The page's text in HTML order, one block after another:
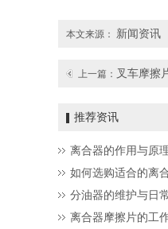
本文来源： 新闻资讯
上一篇： 叉车摩擦
推荐资讯
离合器的作用与原
如何选购适合的离
分油器的维护与日
离合器摩擦片的工